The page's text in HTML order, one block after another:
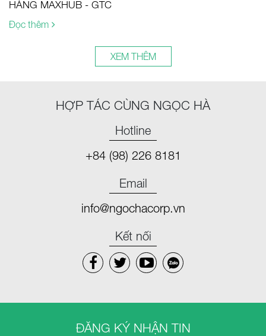
HÀNG MAXHUB - GTC
Đọc thêm
XEM THÊM
HỢP TÁC CÙNG NGỌC HÀ
Hotline
+84 (98) 226 8181
Email
info@ngochacorp.vn
Kết nối
ĐĂNG KÝ NHẬN TIN